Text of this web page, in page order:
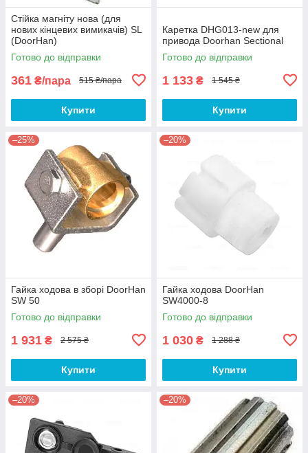
Стійка магніту нова (для
нових кінцевих вимикачів) SL
(DoorHan)
Готово до відправки
361 ₴/пара 515 ₴/пара
Купити
Каретка DHG013-new для
привода Doorhan Sectional
Готово до відправки
1 133 ₴ 1 545 ₴
Купити
–25%
Гайка ходова в зборі DoorHan
SW 50
Готово до відправки
1 931 ₴ 2 575 ₴
Купити
–20%
Гайка ходова DoorHan
SW4000-8
Готово до відправки
1 030 ₴ 1 288 ₴
Купити
–20% –20%